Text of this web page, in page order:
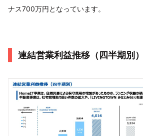
ナス700万円となっています。
連結営業利益推移（四半期別）